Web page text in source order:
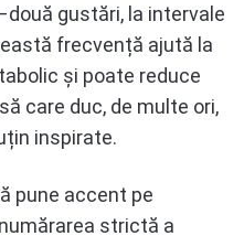
gustări, la intervale
frecvență ajută la
și poate reduce
care duc, de multe ori,
inspirate.
pune accent pe
strictă a